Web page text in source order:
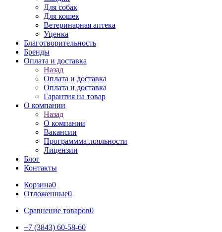
Для собак
Для кошек
Ветеринарная аптека
Уценка
Благотворительность
Бренды
Оплата и доставка
Назад
Оплата и доставка
Оплата и доставка
Гарантия на товар
О компании
Назад
О компании
Вакансии
Программма лояльности
Лицензии
Блог
Контакты
Корзина0
Отложенные0
Сравнение товаров0
+7 (3843) 60-58-60